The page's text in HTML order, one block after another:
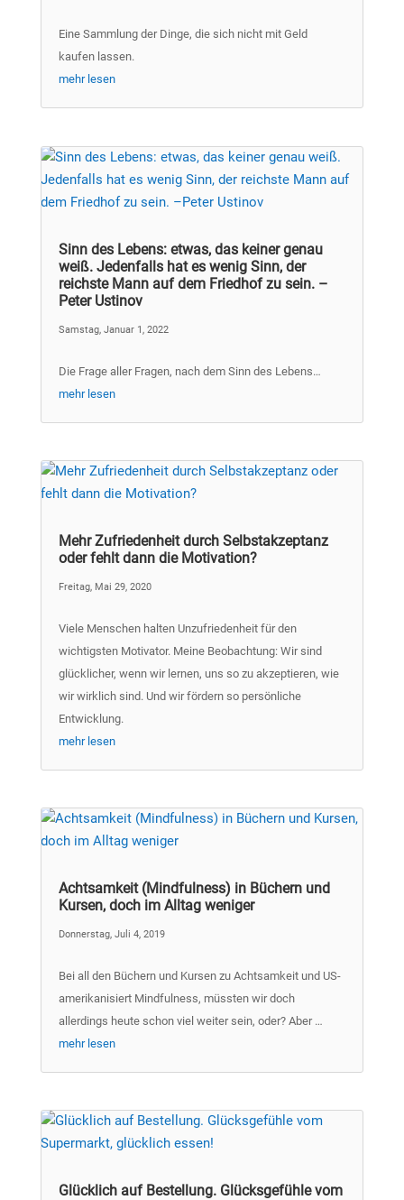
Eine Sammlung der Dinge, die sich nicht mit Geld
kaufen lassen.
mehr lesen
Sinn des Lebens: etwas, das keiner genau
weiß. Jedenfalls hat es wenig Sinn, der
reichste Mann auf dem Friedhof zu sein. –
Peter Ustinov
Samstag, Januar 1, 2022
Die Frage aller Fragen, nach dem Sinn des Lebens…
mehr lesen
Mehr Zufriedenheit durch Selbstakzeptanz
oder fehlt dann die Motivation?
Freitag, Mai 29, 2020
Viele Menschen halten Unzufriedenheit für den
wichtigsten Motivator. Meine Beobachtung: Wir sind
glücklicher, wenn wir lernen, uns so zu akzeptieren, wie
wir wirklich sind. Und wir fördern so persönliche
Entwicklung.
mehr lesen
Achtsamkeit (Mindfulness) in Büchern und
Kursen, doch im Alltag weniger
Donnerstag, Juli 4, 2019
Bei all den Büchern und Kursen zu Achtsamkeit und US-
amerikanisiert Mindfulness, müssten wir doch
allerdings heute schon viel weiter sein, oder? Aber …
mehr lesen
Glücklich auf Bestellung. Glücksgefühle vom